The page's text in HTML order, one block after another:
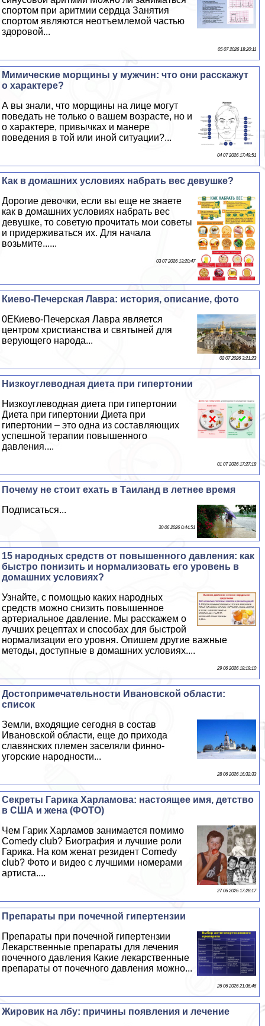
спортом при аритмии сердца Занятия
спортом являются неотъемлемой частью
здоровой...
05 07 2026 18:20:11
Мимические морщины у мужчин: что они расскажут
о хаpaктере?
А вы знали, что морщины на лице могут
поведать не только о вашем возрасте, но и
о хаpaктере, привычках и манере
поведения в той или иной ситуации?...
04 07 2026 17:49:51
Как в домашних условиях набрать вес дeвyшке?
Дорогие дeвoчки, если вы еще не знаете
как в домашних условиях набрать вес
дeвyшке, то советую прочитать мои советы
и придерживаться их. Для начала
возьмите......
03 07 2026 13:20:47
Киево-Печерская Лавра: история, описание, фото
0EКиево-Печерская Лавра является
центром христианства и святыней для
верующего народа...
02 07 2026 3:21:23
Низкоуглеводная диета при гипертонии
Низкоуглеводная диета при гипертонии
Диета при гипертонии Диета при
гипертонии – это одна из составляющих
успешной терапии повышенного
давления....
01 07 2026 17:27:18
Почему не стоит ехать в Таиланд в летнее время
Подписаться...
30 06 2026 0:44:51
15 народных средств от повышенного давления: как
быстро понизить и нормализовать его уровень в
домашних условиях?
Узнайте, с помощью каких народных
средств можно снизить повышенное
артериальное давление. Мы расскажем о
лучших рецептах и способах для быстрой
нормализации его уровня. Опишем другие важные
методы, доступные в домашних условиях....
29 06 2026 18:19:10
Достопримечательности Ивановской области:
список
Земли, входящие сегодня в состав
Ивановской области, еще до прихода
славянских племен заселяли финно-
угорские народности...
28 06 2026 16:32:33
Секреты Гарика Харламова: настоящее имя, детство
в США и жена (ФОТО)
Чем Гарик Харламов занимается помимо
Comedy club? Биография и лучшие роли
Гарика. На ком женат резидент Comedy
club? Фото и видео с лучшими номерами
артиста....
27 06 2026 17:28:17
Препараты при почечной гипертензии
Препараты при почечной гипертензии
Лекарственные препараты для лечения
почечного давления Какие лекарственные
препараты от почечного давления можно...
26 06 2026 21:36:46
Жировик на лбу: причины появления и лечение